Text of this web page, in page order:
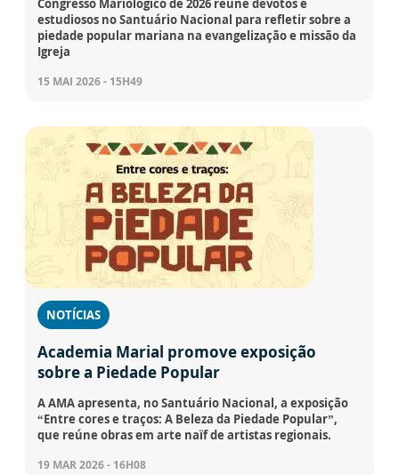
Congresso Mariológico de 2026 reúne devotos e
estudiosos no Santuário Nacional para refletir sobre a
piedade popular mariana na evangelização e missão da
Igreja
15 MAI 2026 - 15H49
NOTÍCIAS
Academia Marial promove exposição
sobre a Piedade Popular
A AMA apresenta, no Santuário Nacional, a exposição
“Entre cores e traços: A Beleza da Piedade Popular”,
que reúne obras em arte naïf de artistas regionais.
19 MAR 2026 - 16H08